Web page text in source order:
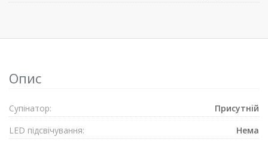
Опис
Супiнатор:
Присутнiй
LED підсвічування:
Нема